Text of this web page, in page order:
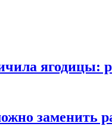
ягодицы:
заменить